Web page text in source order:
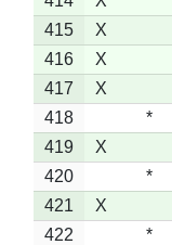
415
X
416
X
417
X
418
*
419
X
420
*
421
X
422
*